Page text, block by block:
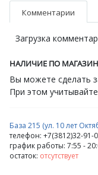
Комментарии
Загрузка
НАЛИЧИЕ ПО
Вы можете сделать
При этом
База 215 (ул. 10 лет
телефон: +7(3812)32-91-
график работы: 7:55 -
остаток: отсутствует